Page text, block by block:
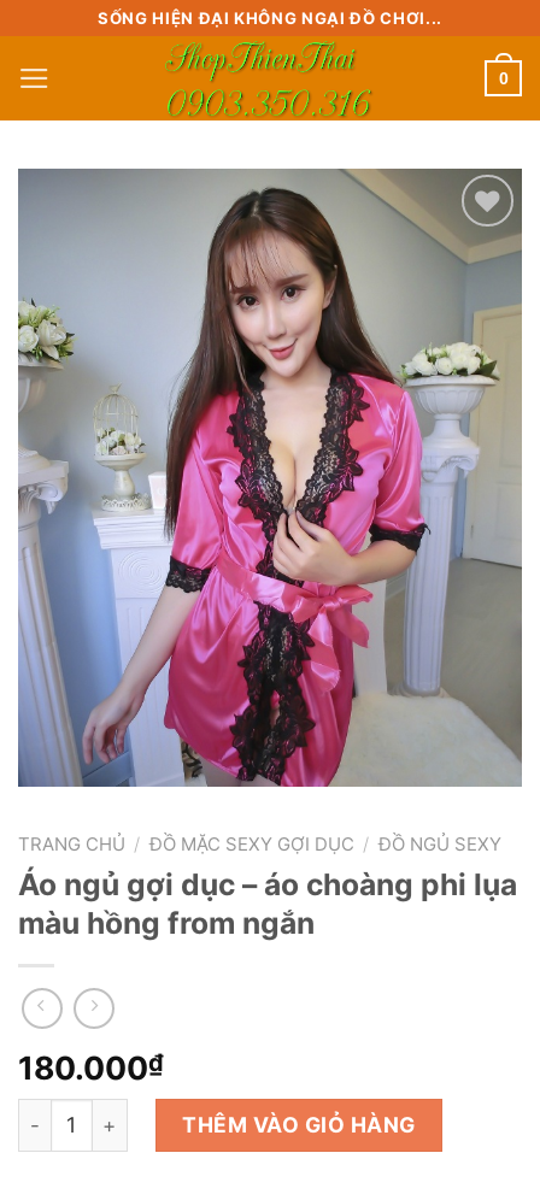
content
SỐNG HIỆN ĐẠI KHÔNG NGẠI ĐỒ CHƠI...
0
wishlist
TRANG CHỦ / ĐỒ MẶC SEXY GỢI DỤC / ĐỒ NGỦ SEXY
Áo ngủ gợi dục – áo choàng phi lụa
màu hồng from ngắn
180.000₫
Áo ngủ gợi dục - áo choàng phi lụa màu hồng from
THÊM VÀO GIỎ HÀNG